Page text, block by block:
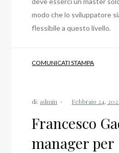
modo che lo sviluppatore
flessibile a questo livello.
COMUNICATI STAMPA
di: admin
Francesco
manager per